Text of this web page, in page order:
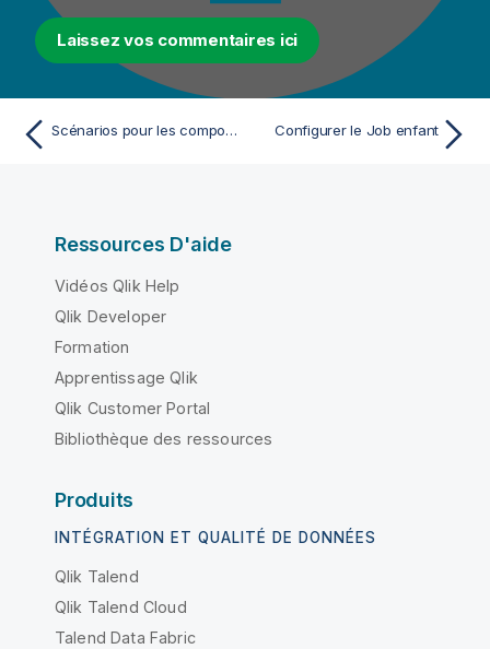
Laissez vos commentaires ici
Scénarios pour les composants d'orchestration (Intégration) Configurer le Job enfant
Ressources D'aide
Vidéos Qlik Help
Qlik Developer
Formation
Apprentissage Qlik
Qlik Customer Portal
Bibliothèque des ressources
Produits
INTÉGRATION ET QUALITÉ DE DONNÉES
Qlik Talend
Qlik Talend Cloud
Talend Data Fabric